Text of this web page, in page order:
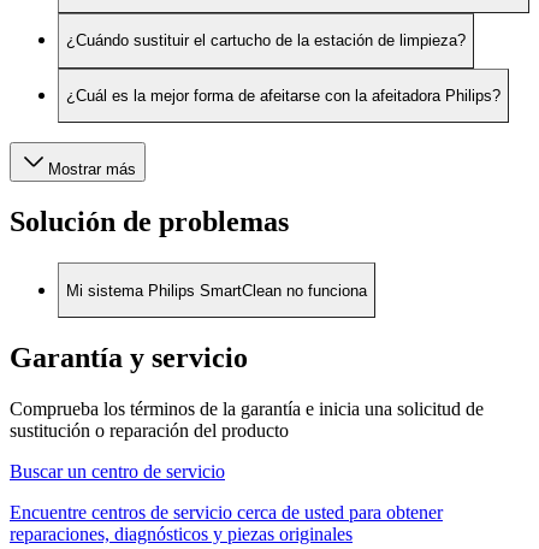
¿Cuándo sustituir el cartucho de la estación de limpieza?
¿Cuál es la mejor forma de afeitarse con la afeitadora Philips?
Mostrar más
Solución de problemas
Mi sistema Philips SmartClean no funciona
Garantía y servicio
Comprueba los términos de la garantía e inicia una solicitud de
sustitución o reparación del producto
Buscar un centro de servicio
Encuentre centros de servicio cerca de usted para obtener
reparaciones, diagnósticos y piezas originales